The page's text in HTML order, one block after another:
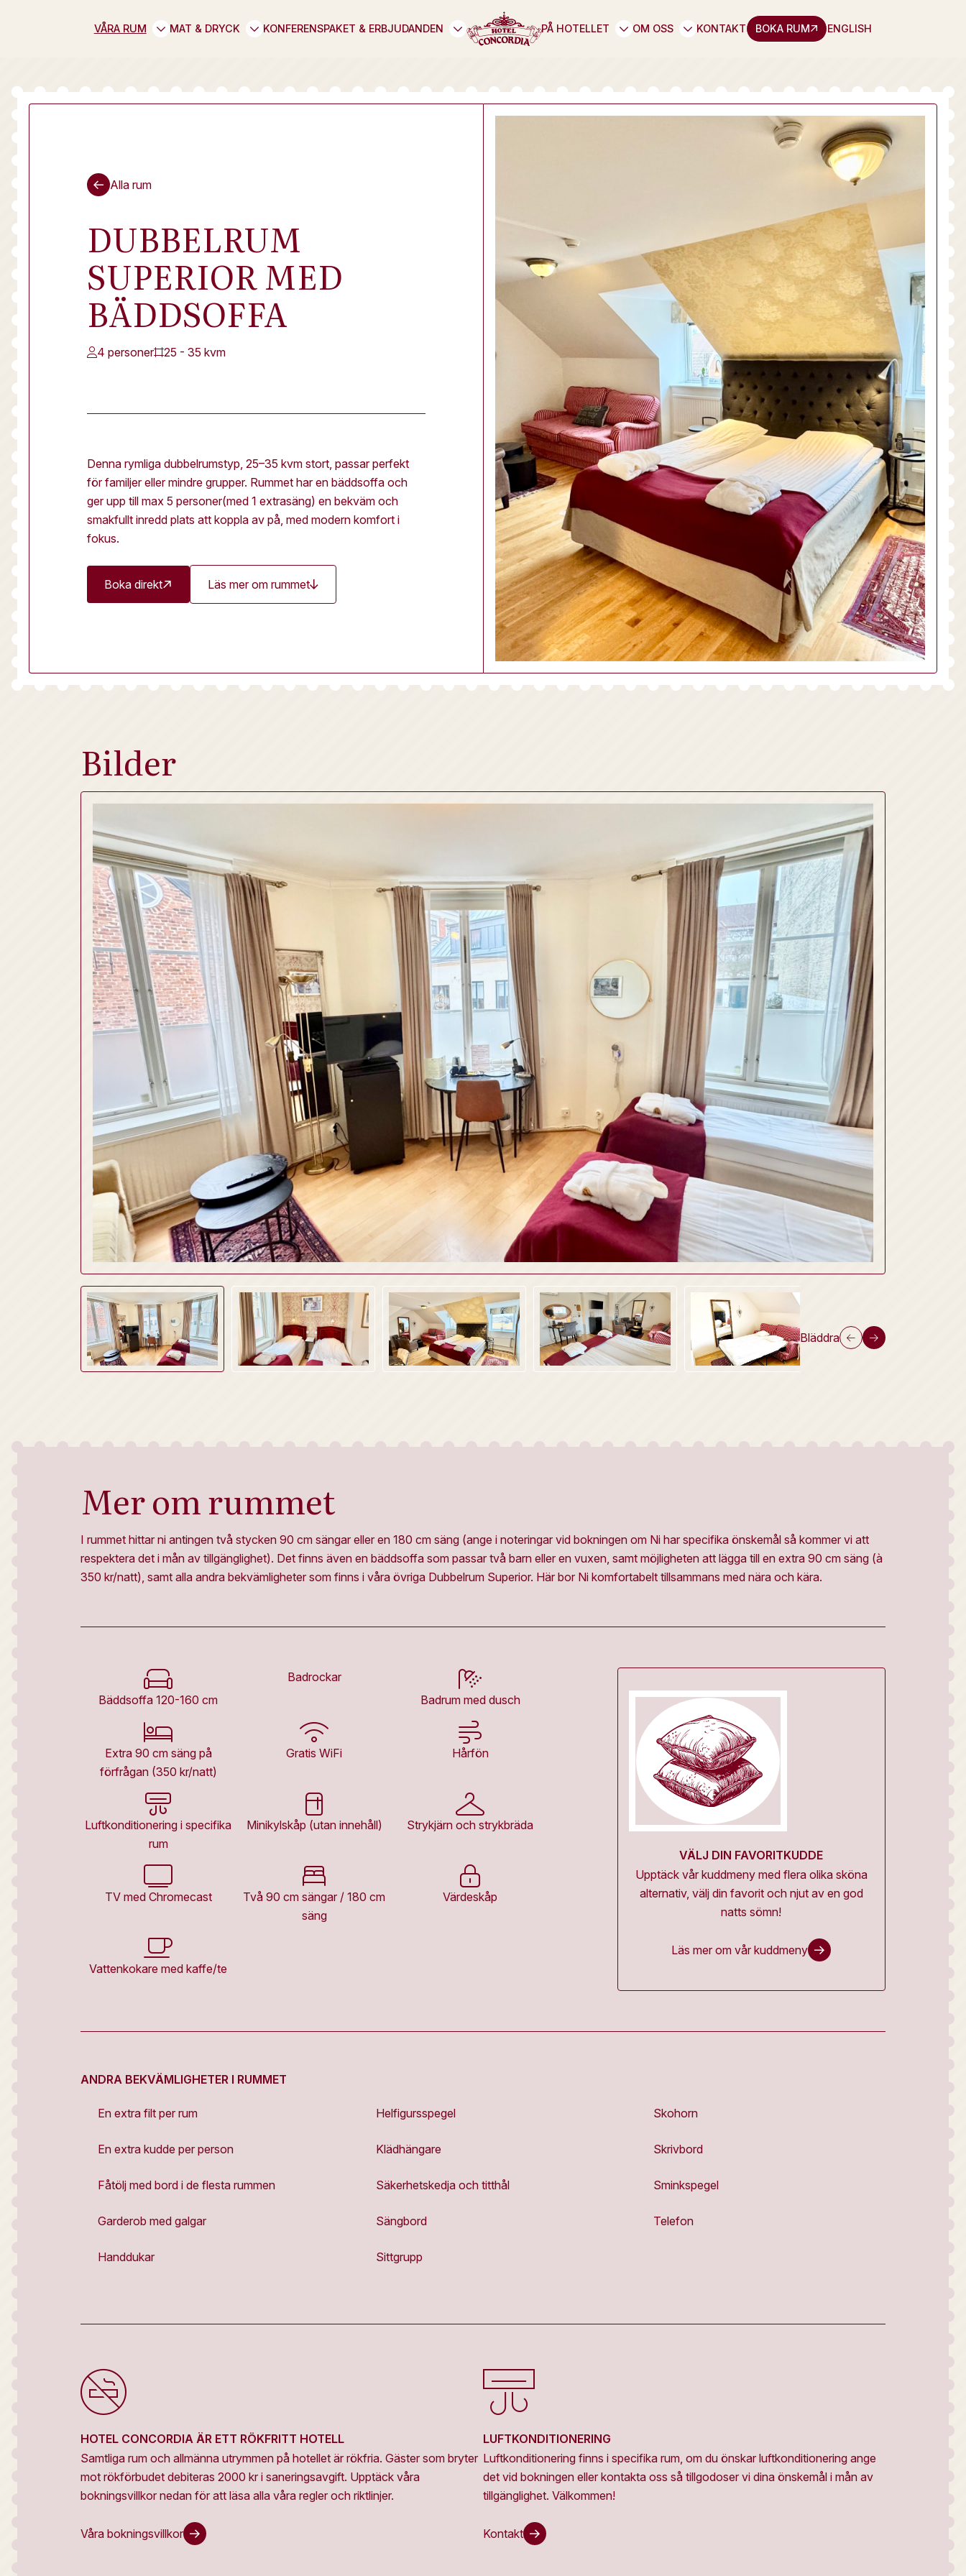
VÅRA RUM MAT & DRYCK KONFERENSPAKET & ERBJUDANDEN PÅ HOTELLET OM OSS KONTAKT BOKA RUM ENGLISH
Alla rum
DUBBELRUM
SUPERIOR MED
BÄDDSOFFA
4 personer 25 - 35 kvm
Denna rymliga dubbelrumstyp, 25–35 kvm stort, passar perfekt
för familjer eller mindre grupper. Rummet har en bäddsoffa och
ger upp till max 5 personer(med 1 extrasäng) en bekväm och
smakfullt inredd plats att koppla av på, med modern komfort i
fokus.
Boka direkt Läs mer om rummet
Bilder
Bläddra
Mer om rummet
I rummet hittar ni antingen två stycken 90 cm sängar eller en 180 cm säng (ange i noteringar vid bokningen om Ni har specifika önskemål så kommer vi att
respektera det i mån av tillgänglighet). Det finns även en bäddsoffa som passar två barn eller en vuxen, samt möjligheten att lägga till en extra 90 cm säng (à
350 kr/natt), samt alla andra bekvämligheter som finns i våra övriga Dubbelrum Superior. Här bor Ni komfortabelt tillsammans med nära och kära.
Bäddsoffa 120-160 cm
Badrockar
Badrum med dusch
Extra 90 cm säng på
förfrågan (350 kr/natt)
Gratis WiFi Hårfön
Luftkonditionering i specifika
rum
Minikylskåp (utan innehåll) Strykjärn och strykbräda
TV med Chromecast
Två 90 cm sängar / 180 cm
säng
Värdeskåp
Vattenkokare med kaffe/te
VÄLJ DIN FAVORITKUDDE
Upptäck vår kuddmeny med flera olika sköna
alternativ, välj din favorit och njut av en god
natts sömn!
Läs mer om vår kuddmeny
ANDRA BEKVÄMLIGHETER I RUMMET
En extra filt per rum
En extra kudde per person
Fåtölj med bord i de flesta rummen
Garderob med galgar
Handdukar
Helfigursspegel
Klädhängare
Säkerhetskedja och titthål
Sängbord
Sittgrupp
Skohorn
Skrivbord
Sminkspegel
Telefon
HOTEL CONCORDIA ÄR ETT RÖKFRITT HOTELL
Samtliga rum och allmänna utrymmen på hotellet är rökfria. Gäster som bryter
mot rökförbudet debiteras 2000 kr i saneringsavgift. Upptäck våra
bokningsvillkor nedan för att läsa alla våra regler och riktlinjer.
Våra bokningsvillkor
LUFTKONDITIONERING
Luftkonditionering finns i specifika rum, om du önskar luftkonditionering ange
det vid bokningen eller kontakta oss så tillgodoser vi dina önskemål i mån av
tillgänglighet. Välkommen!
Kontakt